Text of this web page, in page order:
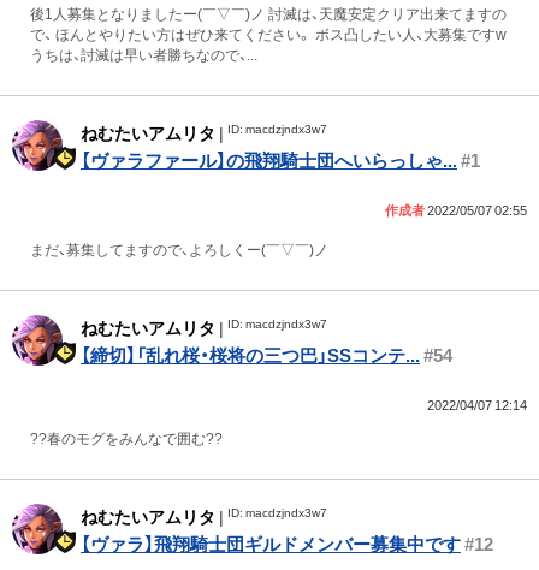
後1人募集となりましたー(￣▽￣)ノ 討滅は、天魔安定クリア出来てますの
で、 ほんとやりたい方はぜひ来てください。 ボス凸したい人、大募集ですw
うちは、討滅は早い者勝ちなので、...
ねむたいアムリタ | ID: macdzjndx3w7
【ヴァラファール】の飛翔騎士団へいらっしゃ...#1
作成者2022/05/07 02:55
まだ、募集してますので、よろしくー(￣▽￣)ノ
ねむたいアムリタ | ID: macdzjndx3w7
【締切】「乱れ桜・桜将の三つ巴」SSコンテ...#54
2022/04/07 12:14
??春のモグをみんなで囲む??
ねむたいアムリタ | ID: macdzjndx3w7
【ヴァラ】飛翔騎士団ギルドメンバー募集中です#12